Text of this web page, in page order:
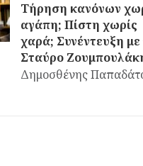
Τήρηση κανόνων
αγάπη; Πίστη χωρίς
χαρά; Συνέντευξη με
Σταύρο
Δημοσθένης